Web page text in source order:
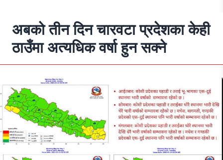
अबको तीन दिन चारवटा प्रदेशका केही
ठाउँमा अत्यधिक वर्षा हुन सक्ने